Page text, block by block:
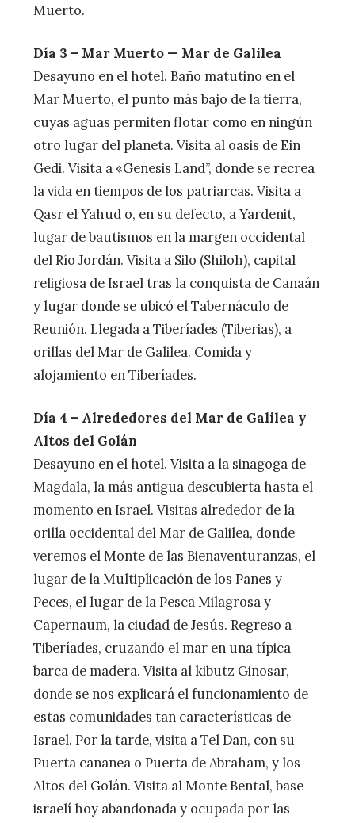
Muerto.
Día 3 – Mar Muerto — Mar de Galilea
Desayuno en el hotel. Baño matutino en el
Mar Muerto, el punto más bajo de la tierra,
cuyas aguas permiten flotar como en ningún
otro lugar del planeta. Visita al oasis de Ein
Gedi. Visita a «Genesis Land”, donde se recrea
la vida en tiempos de los patriarcas. Visita a
Qasr el Yahud o, en su defecto, a Yardenit,
lugar de bautismos en la margen occidental
del Río Jordán. Visita a Silo (Shiloh), capital
religiosa de Israel tras la conquista de Canaán
y lugar donde se ubicó el Tabernáculo de
Reunión. Llegada a Tiberíades (Tiberias), a
orillas del Mar de Galilea. Comida y
alojamiento en Tiberíades.
Día 4 – Alrededores del Mar de Galilea y
Altos del Golán
Desayuno en el hotel. Visita a la sinagoga de
Magdala, la más antigua descubierta hasta el
momento en Israel. Visitas alrededor de la
orilla occidental del Mar de Galilea, donde
veremos el Monte de las Bienaventuranzas, el
lugar de la Multiplicación de los Panes y
Peces, el lugar de la Pesca Milagrosa y
Capernaum, la ciudad de Jesús. Regreso a
Tiberíades, cruzando el mar en una típica
barca de madera. Visita al kibutz Ginosar,
donde se nos explicará el funcionamiento de
estas comunidades tan características de
Israel. Por la tarde, visita a Tel Dan, con su
Puerta cananea o Puerta de Abraham, y los
Altos del Golán. Visita al Monte Bental, base
israelí hoy abandonada y ocupada por las